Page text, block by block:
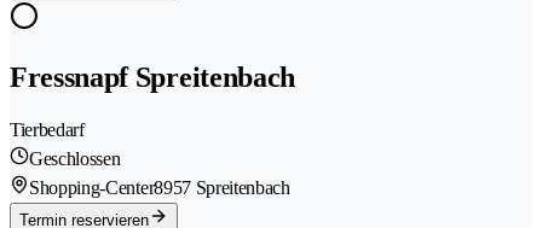
Fressnapf Spreitenbach
Tierbedarf
Geschlossen
Shopping-Center8957 Spreitenbach
Termin reservieren